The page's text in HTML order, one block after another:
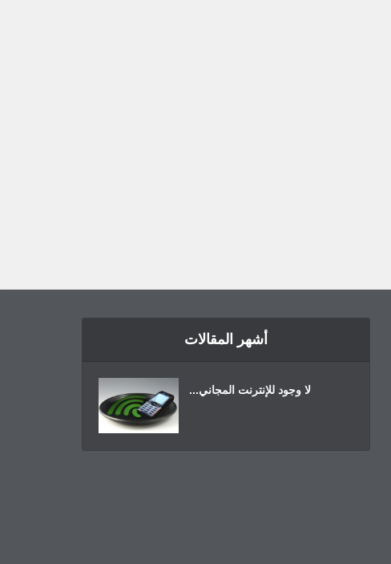
أشهر المقالات
لا وجود للإنترنت المجاني...